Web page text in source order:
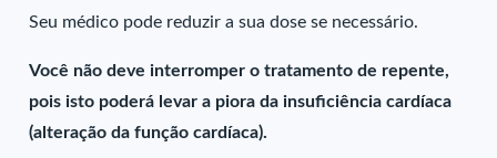
Seu médico pode reduzir a sua dose se necessário.
Você não deve interromper o tratamento de repente,
pois isto poderá levar a piora da insuficiência cardíaca
(alteração da função cardíaca).